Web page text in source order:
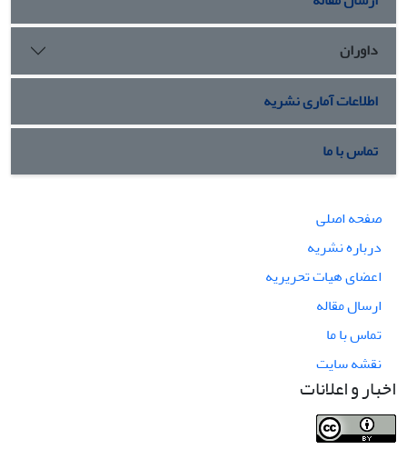
داوران
اطلاعات آماری نشریه
تماس با ما
صفحه اصلی
درباره نشریه
اعضای هیات تحریریه
ارسال مقاله
تماس با ما
نقشه سایت
اخبار و اعلانات